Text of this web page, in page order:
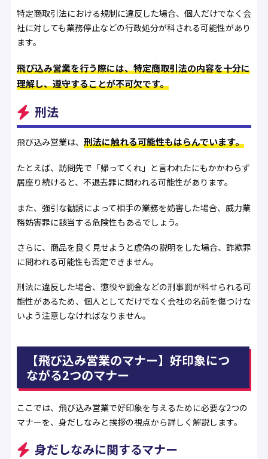
特定商取引法における規制に違反した場合、個人だけでなく会
社に対しても業務停止などの行政処分が科される可能性があり
ます。
飛び込み営業を行う際には、特定商取引法の内容を十分に
理解し、遵守することが不可欠です。
刑法
飛び込み営業は、 刑法に触れる可能性もはらんでいます。
たとえば、訪問先で「帰ってくれ」と言われたにもかかわらず
居座り続けると、不退去罪に問われる可能性があります。
また、強引な勧誘によって相手の業務を妨害した場合、威力業
務妨害罪に該当する危険性もあるでしょう。
さらに、商品を良く見せようと虚偽の説明をした場合、詐欺罪
に問われる可能性も否定できません。
刑法に違反した場合、懲役や罰金などの刑事罰が科せられる可
能性があるため、個人としてだけでなく会社の名前を傷つけな
いよう注意しなければなりません。
【飛び込み営業のマナー】好印象につ
ながる2つのマナー
ここでは、飛び込み営業で好印象を与えるために必要な2つの
マナーを、身だしなみと挨拶の視点から詳しく解説します。
身だしなみに関するマナー